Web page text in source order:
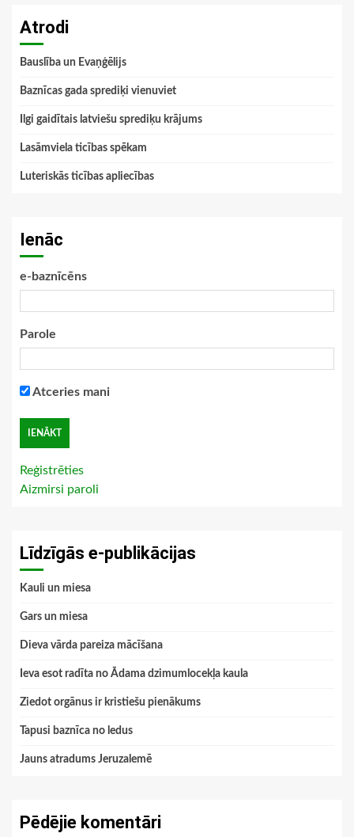
Atrodi
Bauslība un Evaņģēlijs
Baznīcas gada sprediķi vienuviet
Ilgi gaidītais latviešu sprediķu krājums
Lasāmviela ticības spēkam
Luteriskās ticības apliecības
Ienāc
e-baznīcēns
Parole
Atceries mani
Reģistrēties
Aizmirsi paroli
Līdzīgās e-publikācijas
Kauli un miesa
Gars un miesa
Dieva vārda pareiza mācīšana
Ieva esot radīta no Ādama dzimumlocekļa kaula
Ziedot orgānus ir kristiešu pienākums
Tapusi baznīca no ledus
Jauns atradums Jeruzalemē
Pēdējie komentāri